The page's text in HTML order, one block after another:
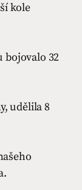
kole
bojovalo 32
udělila 8